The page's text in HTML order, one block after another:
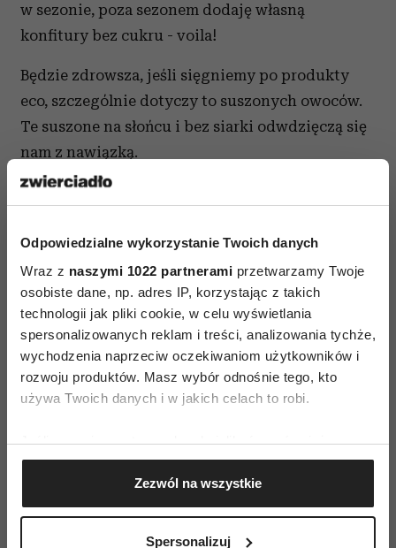
Odpowiedzialne wykorzystanie Twoich danych
Wraz z naszymi 1022 partnerami przetwarzamy Twoje
osobiste dane, np. adres IP, korzystając z takich
technologii jak pliki cookie, w celu wyświetlania
spersonalizowanych reklam i treści, analizowania tychże,
wychodzenia naprzeciw oczekiwaniom użytkowników i
rozwoju produktów. Masz wybór odnośnie tego, kto
używa Twoich danych i w jakich celach to robi.
Jeśli wyrazisz na to zgodę, chcielibyśmy również:
Gromadzić dane dotyczące Twojej lokalizacji
geograficznej z dokładnością nawet do kilku metrów
Identyfikować Twoje urządzenie, aktywnie
Zezwól na wszystkie
Spersonalizuj
w sezonie, poza sezonem dodaję własną
konfitury bez cukru - voila!
Będzie zdrowsza, jeśli sięgniemy po produkty
eco, szczególnie dotyczy to suszonych owoców.
Te suszone na słońcu i bez siarki odwdzięczą się
nam z nawiązką.
PRZEPISY
AUTOPROMOCJA